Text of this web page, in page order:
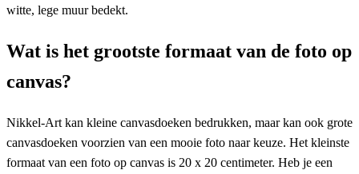
witte, lege muur bedekt.
Wat is het grootste formaat van de foto op
canvas?
Nikkel-Art kan kleine canvasdoeken bedrukken, maar kan ook grote
canvasdoeken voorzien van een mooie foto naar keuze. Het kleinste
formaat van een foto op canvas is 20 x 20 centimeter. Heb je een